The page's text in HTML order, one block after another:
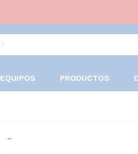
EQUIPOS PRODUCTOS
-